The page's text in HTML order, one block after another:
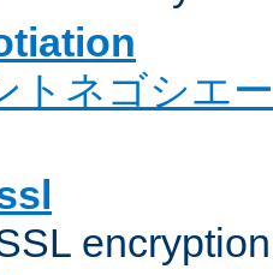
トネゴシエ